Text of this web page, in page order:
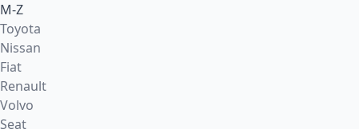
M-Z
Toyota
Nissan
Fiat
Renault
Volvo
Seat